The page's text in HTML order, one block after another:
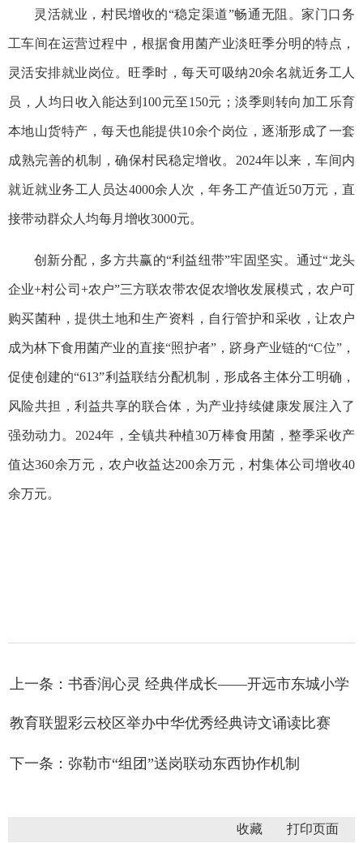
灵活就业，村民增收的“稳定渠道”畅通无阻。家门口务
工车间在运营过程中，根据食用菌产业淡旺季分明的特点，
灵活安排就业岗位。旺季时，每天可吸纳20余名就近务工人
员，人均日收入能达到100元至150元；淡季则转向加工乐育
本地山货特产，每天也能提供10余个岗位，逐渐形成了一套
成熟完善的机制，确保村民稳定增收。2024年以来，车间内
就近就业务工人员达4000余人次，年务工产值近50万元，直
接带动群众人均每月增收3000元。
创新分配，多方共赢的“利益纽带”牢固坚实。通过“龙头
企业+村公司+农户”三方联农带农促农增收发展模式，农户可
购买菌种，提供土地和生产资料，自行管护和采收，让农户
成为林下食用菌产业的直接“照护者”，跻身产业链的“C位”，
促使创建的“613”利益联结分配机制，形成各主体分工明确，
风险共担，利益共享的联合体，为产业持续健康发展注入了
强劲动力。2024年，全镇共种植30万棒食用菌，整季采收产
值达360余万元，农户收益达200余万元，村集体公司增收40
余万元。
上一条：书香润心灵 经典伴成长——开远市东城小学
教育联盟彩云校区举办中华优秀经典诗文诵读比赛
下一条：弥勒市“组团”送岗联动东西协作机制
收藏